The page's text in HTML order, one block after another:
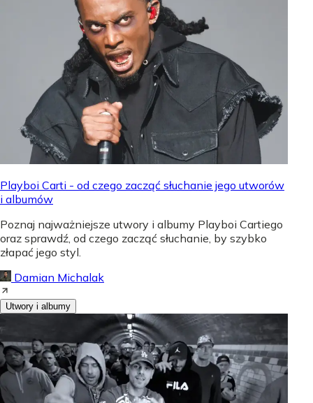
Playboi Carti - od czego zacząć słuchanie jego utworów
i albumów
Poznaj najważniejsze utwory i albumy Playboi Cartiego
oraz sprawdź, od czego zacząć słuchanie, by szybko
złapać jego styl.
Damian Michalak
Utwory i albumy